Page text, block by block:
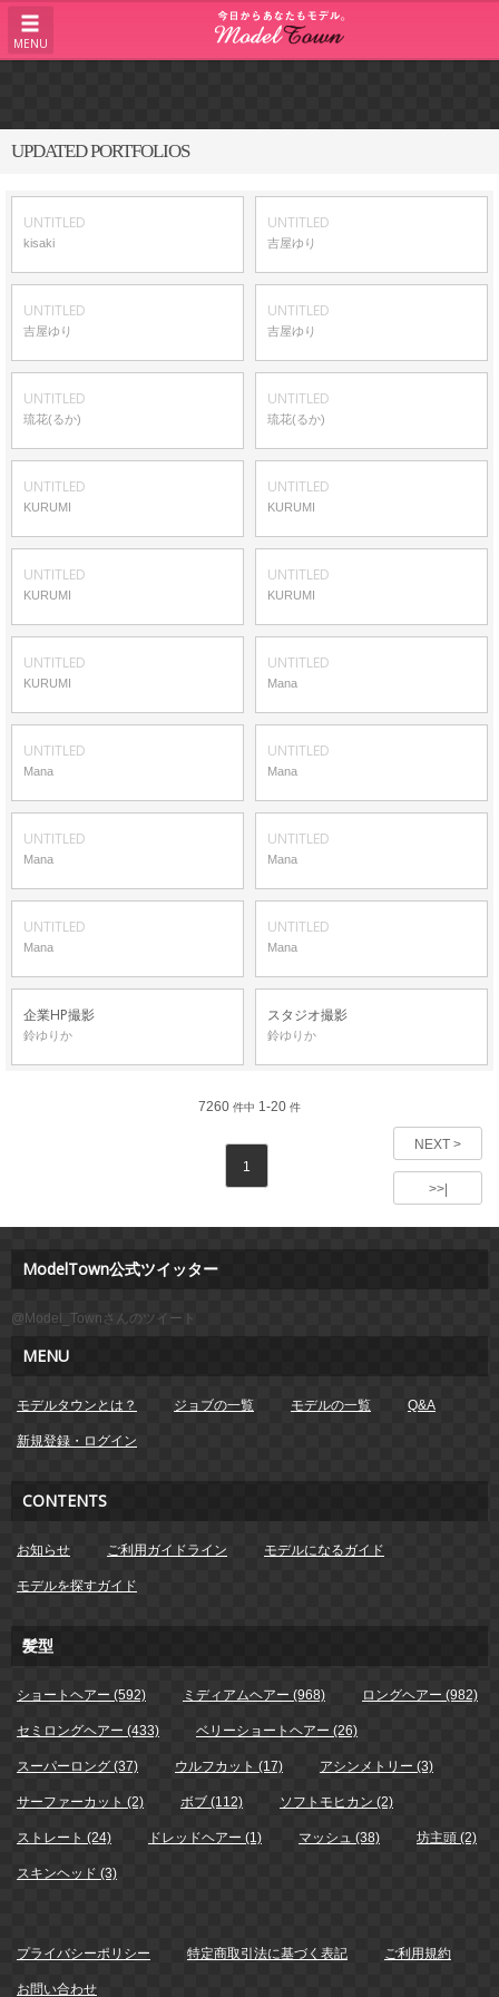
MENU
UPDATED PORTFOLIOS
UNTITLED
kisaki
UNTITLED
吉屋ゆり
UNTITLED
吉屋ゆり
UNTITLED
吉屋ゆり
UNTITLED
琉花(るか)
UNTITLED
琉花(るか)
UNTITLED
KURUMI
UNTITLED
KURUMI
UNTITLED
KURUMI
UNTITLED
KURUMI
UNTITLED
KURUMI
UNTITLED
Mana
UNTITLED
Mana
UNTITLED
Mana
UNTITLED
Mana
UNTITLED
Mana
UNTITLED
Mana
UNTITLED
Mana
企業HP撮影
鈴ゆりか
スタジオ撮影
鈴ゆりか
7260 件中 1-20 件
1
NEXT >
>>|
ModelTown公式ツイッター
@Model_Townさんのツイート
MENU
モデルタウンとは？ ジョブの一覧 モデルの一覧 Q&A
新規登録・ログイン
CONTENTS
お知らせ ご利用ガイドライン モデルになるガイド
モデルを探すガイド
髪型
ショートヘアー (592) ミディアムヘアー (968) ロングヘアー (982)
セミロングヘアー (433) ベリーショートヘアー (26)
スーパーロング (37) ウルフカット (17) アシンメトリー (3)
サーファーカット (2) ボブ (112) ソフトモヒカン (2)
ストレート (24) ドレッドヘアー (1) マッシュ (38) 坊主頭 (2)
スキンヘッド (3)
プライバシーポリシー 特定商取引法に基づく表記 ご利用規約
お問い合わせ